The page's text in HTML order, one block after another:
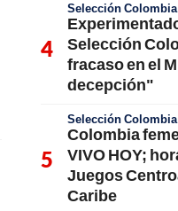
Selección Colombia
Selección
fracaso en el
decepción"
Selección Colombia
Colombia
VIVO HOY;
Juegos
Caribe